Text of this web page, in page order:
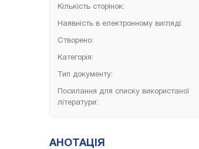
Кількість сторінок:
Наявність в електронному вигляді:
Створено:
Категорія:
Тип документу:
Посилання для списку використаної
літератури:
АНОТАЦІЯ